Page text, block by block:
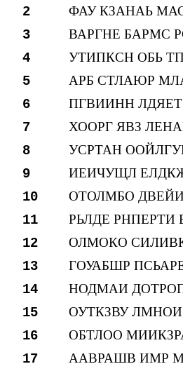
2 ФАУ КЗАНАЬ
3 ВАРГНЕ БАРМС
4 УТИПКСН ОБЬ
5 АРБ СТЛАЮР
6 ПГВИИНН
7 ХООРГ ЯВЗ
8 УСРТАН
9 ИЕИЧУЩЛ
10 ОТОЛМБО
11 РЬЛДЕ РНПЕРТИ
12 ОЛМОКО
13 ГОУАБШР
14 НОДМАИ
15 ОУТКЗВУ
16 ОБТЛОО
17 ААВРАШВ ИМР